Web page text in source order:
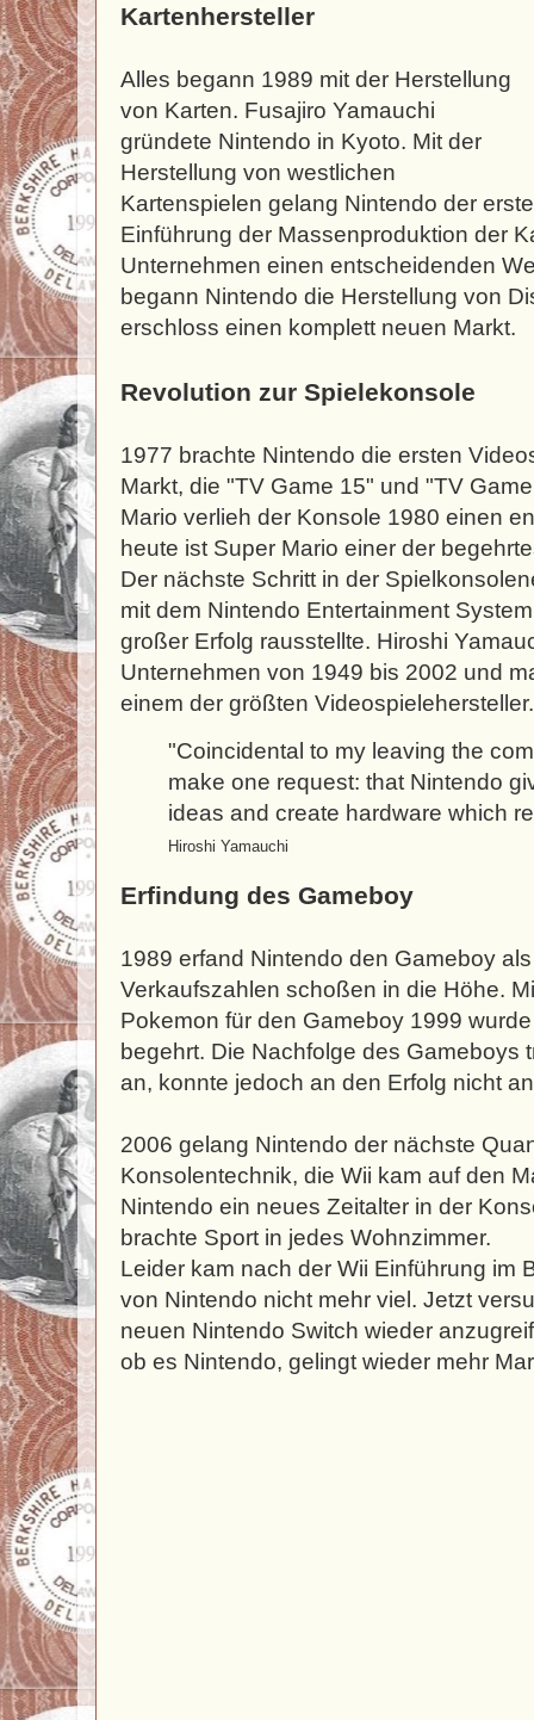
Kartenhersteller
Alles begann 1989 mit der Herstellung
von Karten. Fusajiro Yamauchi
gründete Nintendo in Kyoto. Mit der
Herstellung von westlichen
Kartenspielen gelang Nintendo der
Einführung der Massenproduktion der
Unternehmen einen entscheidenden
begann Nintendo die Herstellung von
erschloss einen komplett neuen Markt.
Revolution zur Spielekonsole
1977 brachte Nintendo die ersten
Markt, die "TV Game 15" und "TV
Mario verlieh der Konsole 1980 einen
heute ist Super Mario einer der
Der nächste Schritt in der
mit dem Nintendo Entertainment
großer Erfolg rausstellte. Hiroshi
Unternehmen von 1949 bis 2002 und
einem der größten Videospielehersteller.
"Coincidental to my leaving the
make one request: that Nintendo
ideas and create hardware which
Hiroshi Yamauchi
Erfindung des Gameboy
1989 erfand Nintendo den Gameboy
Verkaufszahlen schoßen in die Höhe.
Pokemon für den Gameboy 1999
begehrt. Die Nachfolge des Gameboys
an, konnte jedoch an den Erfolg nicht
2006 gelang Nintendo der nächste
Konsolentechnik, die Wii kam auf den
Nintendo ein neues Zeitalter in der
brachte Sport in jedes Wohnzimmer.
Leider kam nach der Wii Einführung im
von Nintendo nicht mehr viel. Jetzt
neuen Nintendo Switch wieder
ob es Nintendo, gelingt wieder mehr